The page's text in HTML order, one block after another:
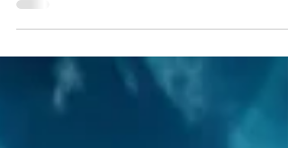
美國最熱門的知名社交媒體 Twitter （推特）自
2023年7月24日起，將特具代表性的藍色小鳥標誌
小鳥。 #3dartist @vincenty3d 特意製作了一幅作
品紀念那隻小小鳥。